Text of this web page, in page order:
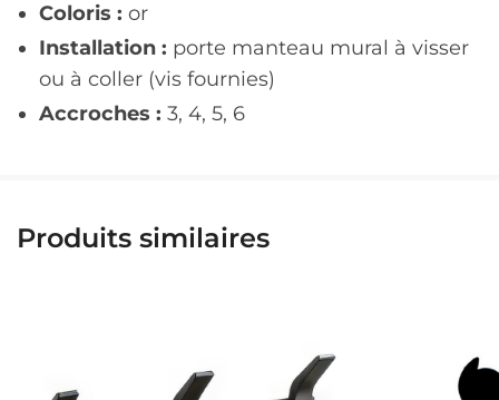
Coloris : or
Installation : porte manteau mural à visser
ou à coller (vis fournies)
Accroches : 3, 4, 5, 6
Produits similaires